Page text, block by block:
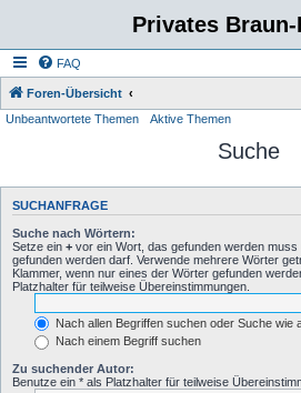
Privates
FAQ
Foren-Übersicht
Unbeantwortete Themen
Aktive Themen
Suche
SUCHANFRAGE
Suche nach Wörtern:
Setze ein + vor ein Wort, das gefunden werden muss
gefunden werden darf. Verwende mehrere Wörter
Klammer, wenn nur eines der Wörter gefunden
Platzhalter für teilweise Übereinstimmungen.
Nach allen Begriffen suchen oder Suche wie
Nach einem Begriff suchen
Zu suchender Autor:
Benutze ein * als Platzhalter für teilweise